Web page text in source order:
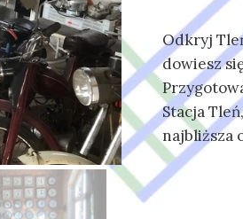
Odkryj
dowiesz
Stacja
najbliższa